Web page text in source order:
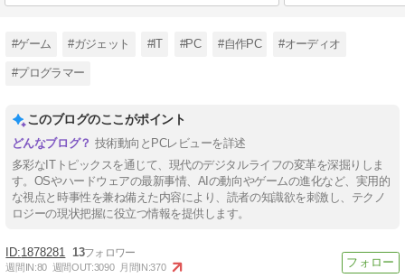
#ゲーム #ガジェット #IT #PC #自作PC #オーディオ
#プログラマー
このブログのここがポイント
技術動向とPCレビューを詳述
多彩なITトピックスを通じて、現代のデジタルライフの変革を深掘りしま
す。OSやハードウェアの最新事情、AIの動向やゲームの進化など、実用的
な視点と時事性を兼ね備えた内容により、読者の知識欲を刺激し、テクノ
ロジーの現状把握に役立つ情報を提供します。
1878281 13
週間IN:80 週間OUT:3090 月間IN:370